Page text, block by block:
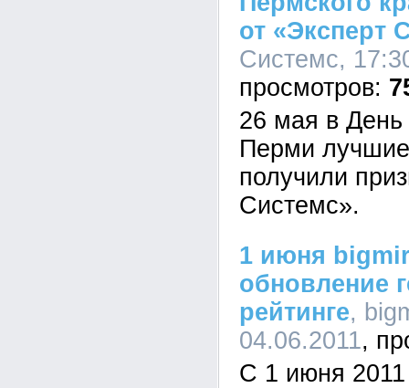
от «Эксперт
Системс,
26 мая в День
Перми
получили
Системс».
1 июня
обновление
рейтинге,
04.06.2011
С 1 июня 2011